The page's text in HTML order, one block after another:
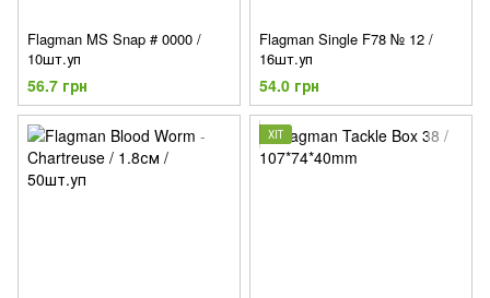
Flagman MS Snap # 0000 /
10шт.уп
56.7 грн
Flagman Single F78 № 12 /
16шт.уп
54.0 грн
ХІТ